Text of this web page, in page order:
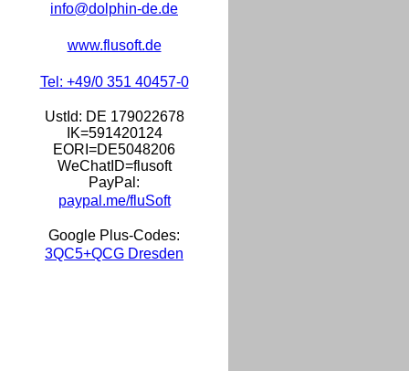
info@dolphin-de.de
www.flusoft.de
Tel: +49/0 351 40457-0
UstId: DE 179022678
IK=591420124
EORI=DE5048206
WeChatID=flusoft
PayPal:
paypal.me/fluSoft
Google Plus-Codes:
3QC5+QCG Dresden